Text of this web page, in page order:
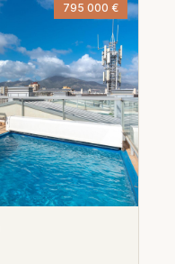
795 000 €